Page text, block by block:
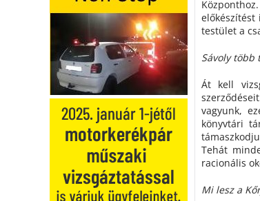
előkészítést
testület a
Sávoly több
Át kell
vagyunk,
könyvtári
Tehát
racionális
Mi lesz a